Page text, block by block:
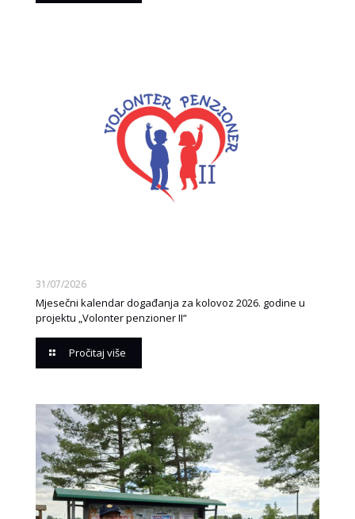
31/07/2026
Mjesečni kalendar događanja za kolovoz 2026. godine u
projektu „Volonter penzioner II“
Pročitaj više